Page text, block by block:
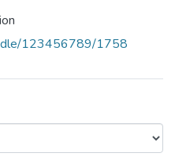
123456789/1758